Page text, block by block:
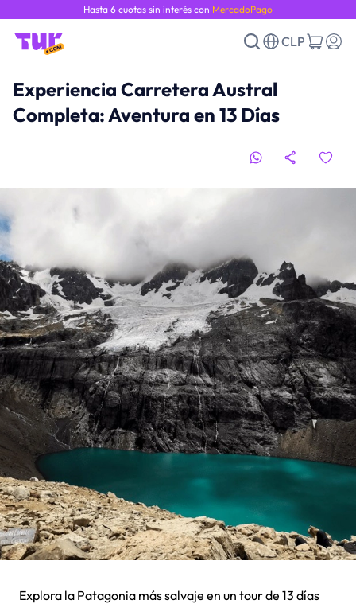
Hasta 6 cuotas sin interés con MercadoPago
CLP
Experiencia Carretera Austral
Completa: Aventura en 13 Días
Explora la Patagonia más salvaje en un tour de 13 días